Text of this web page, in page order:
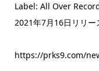
Label: All Over
2021年7月16日リリー
https://prks9.com/